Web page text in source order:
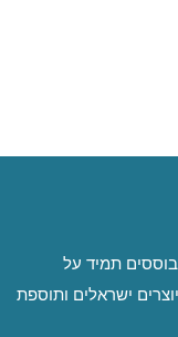
תמיד על
ישראלים ותוספת